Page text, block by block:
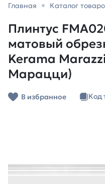
Главная Каталог
Плинтус
матовый
Kerama
Марацци)
В избранное Код